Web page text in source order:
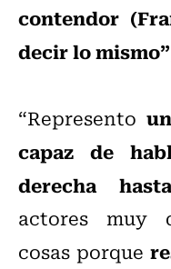
contendor
decir lo mismo”
“Represento
capaz de
derecha
actores muy
cosas porque